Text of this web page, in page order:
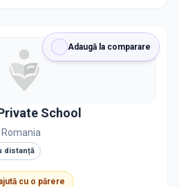
Adaugă la comparare
School
distanță
cu o părere